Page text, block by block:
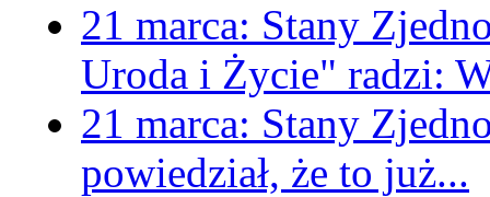
21 marca: Stany
Uroda i Życie" radzi:
21 marca: Stany
powiedział, że to już...